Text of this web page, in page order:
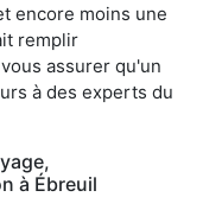
encore moins une
remplir
assurer qu'un
à des experts du
à Ébreuil